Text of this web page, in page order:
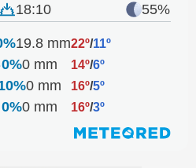
18:10 55%
19.8 mm22º/11º
0%0 mm 14º/6º
0 mm 16º/5º
0%0 mm 16º/3º